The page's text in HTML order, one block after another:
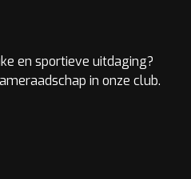
en sportieve uitdaging?
in onze club.